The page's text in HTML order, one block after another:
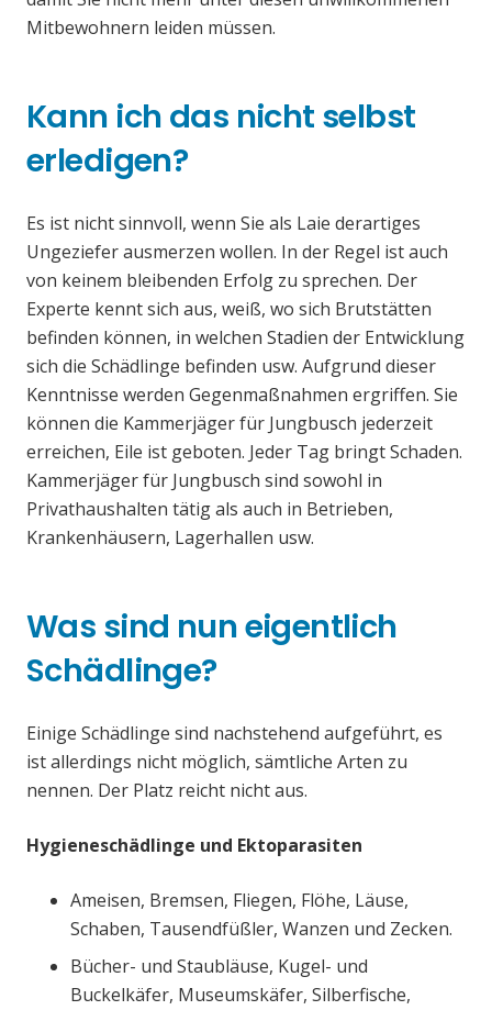
Mitbewohnern leiden müssen.
Kann ich das nicht selbst
erledigen?
Es ist nicht sinnvoll, wenn Sie als Laie derartiges
Ungeziefer ausmerzen wollen. In der Regel ist auch
von keinem bleibenden Erfolg zu sprechen. Der
Experte kennt sich aus, weiß, wo sich Brutstätten
befinden können, in welchen Stadien der Entwicklung
sich die Schädlinge befinden usw. Aufgrund dieser
Kenntnisse werden Gegenmaßnahmen ergriffen. Sie
können die Kammerjäger für Jungbusch jederzeit
erreichen, Eile ist geboten. Jeder Tag bringt Schaden.
Kammerjäger für Jungbusch sind sowohl in
Privathaushalten tätig als auch in Betrieben,
Krankenhäusern, Lagerhallen usw.
Was sind nun eigentlich
Schädlinge?
Einige Schädlinge sind nachstehend aufgeführt, es
ist allerdings nicht möglich, sämtliche Arten zu
nennen. Der Platz reicht nicht aus.
Hygieneschädlinge und Ektoparasiten
Ameisen, Bremsen, Fliegen, Flöhe, Läuse,
Schaben, Tausendfüßler, Wanzen und Zecken.
Bücher- und Staubläuse, Kugel- und
Buckelkäfer, Museumskäfer, Silberfische,